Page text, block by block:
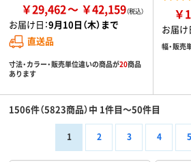
￥29,462 ￥42,159
お届け日：9月10日（木）まで
直送品
寸法・カラー・販売単位違いの商品が20商品
あります
￥
お届け
幅・販売
1506件（5823商品）中 1件目～50件目
1 2 3 4 5